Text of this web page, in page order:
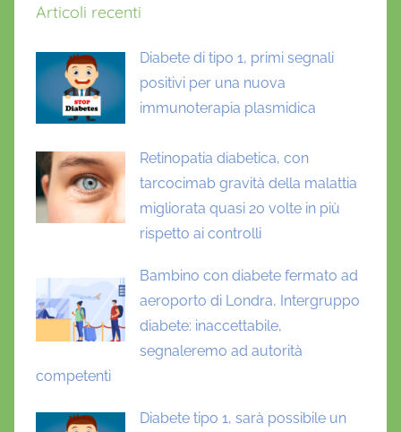
Articoli recenti
Diabete di tipo 1, primi segnali
positivi per una nuova
immunoterapia plasmidica
Retinopatia diabetica, con
tarcocimab gravità della malattia
migliorata quasi 20 volte in più
rispetto ai controlli
Bambino con diabete fermato ad
aeroporto di Londra, Intergruppo
diabete: inaccettabile,
segnaleremo ad autorità
competenti
Diabete tipo 1, sarà possibile un